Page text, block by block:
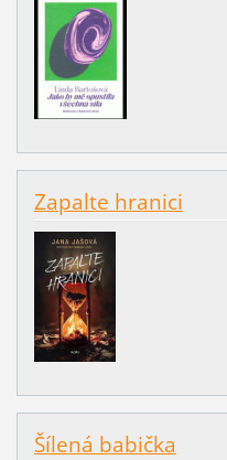
Zapalte hranici
Šílená babička